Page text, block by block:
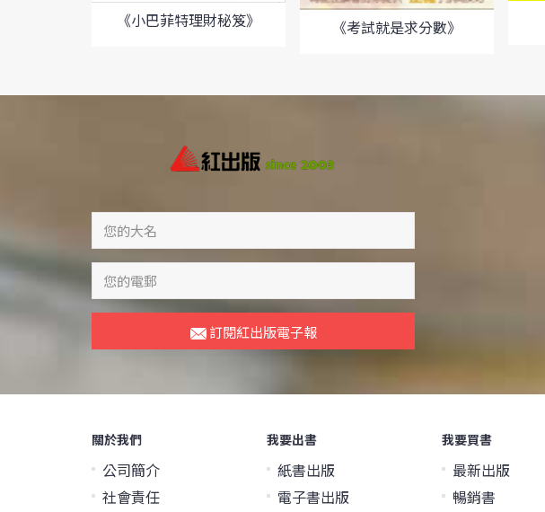
《小巴菲特理財秘笈》 《考試就是求分數》
訂閱紅出版電子報
關於我們
公司簡介
社會責任
我要出書
紙書出版
電子書出版
我要買書
最新出版
暢銷書